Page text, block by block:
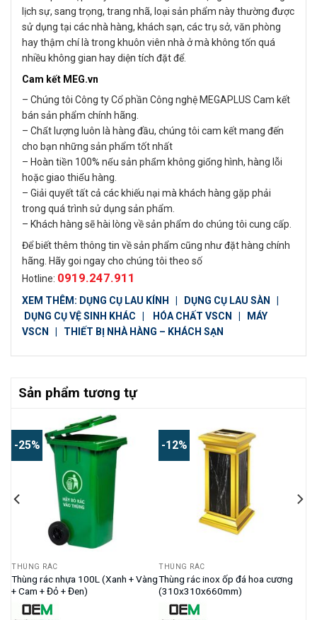
lịch sự, sang trọng, trang nhã, loại sản phẩm này thường được
sử dụng tại các nhà hàng, khách sạn, các trụ sở, văn phòng
hay thậm chí là trong khuôn viên nhà ở mà không tốn quá
nhiều không gian hay diện tích đặt để.
Cam kết MEG.vn
– Chúng tôi Công ty Cổ phần Công nghệ MEGAPLUS Cam kết
bán sản phẩm chính hãng.
– Chất lượng luôn là hàng đầu, chúng tôi cam kết mang đến
cho bạn những sản phẩm tốt nhất
– Hoàn tiền 100% nếu sản phẩm không giống hình, hàng lỗi
hoặc giao thiếu hàng.
– Giải quyết tất cả các khiếu nại mà khách hàng gặp phải
trong quá trình sử dụng sản phẩm.
– Khách hàng sẽ hài lòng về sản phẩm do chúng tôi cung cấp.
Để biết thêm thông tin về sản phẩm cũng như đặt hàng chính
hãng. Hãy goi ngay cho chúng tôi theo số
Hotline: 0919.247.911
XEM THÊM: DỤNG CỤ LAU KÍNH | DỤNG CỤ LAU SÀN
|
DỤNG CỤ VỆ SINH KHÁC | HÓA CHẤT VSCN | MÁY
VSCN | THIẾT BỊ NHÀ HÀNG – KHÁCH SẠN
Sản phẩm tương tự
-25%
THÙNG RÁC
Thùng rác nhựa 100L (Xanh + Vàng
+ Cam + Đỏ + Đen)
-12%
THÙNG RÁC
Thùng rác inox ốp đá hoa cương
(310x310x660mm)